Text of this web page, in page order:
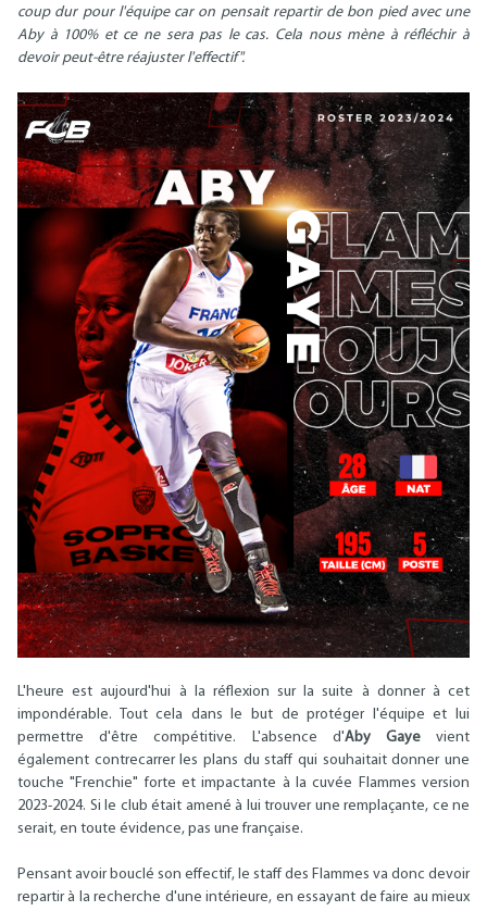
coup dur pour l'équipe car on pensait repartir de bon pied avec une
Aby à 100% et ce ne sera pas le cas. Cela nous mène à réfléchir à
devoir peut-être réajuster l'effectif".
L'heure est aujourd'hui à la réflexion sur la suite à donner à cet
impondérable. Tout cela dans le but de protéger l'équipe et lui
permettre d'être compétitive. L'absence d'Aby Gayevient
également contrecarrer les plans du staff qui souhaitait donner une
touche "Frenchie" forte et impactante à la cuvée Flammes version
2023-2024. Si le club était amené à lui trouver une remplaçante, ce ne
serait, en toute évidence, pas une française.
Pensant avoir bouclé son effectif, le staff des Flammes va donc devoir
repartir à la recherche d'une intérieure, en essayant de faire au mieux